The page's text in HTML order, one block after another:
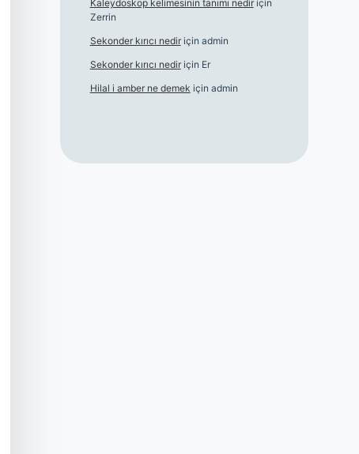
Kaleydoskop kelimesinin tanımı nediriçin
Zerrin
Sekonder kırıcı nediriçin admin
Sekonder kırıcı nediriçin Er
Hilal i amber ne demek için admin